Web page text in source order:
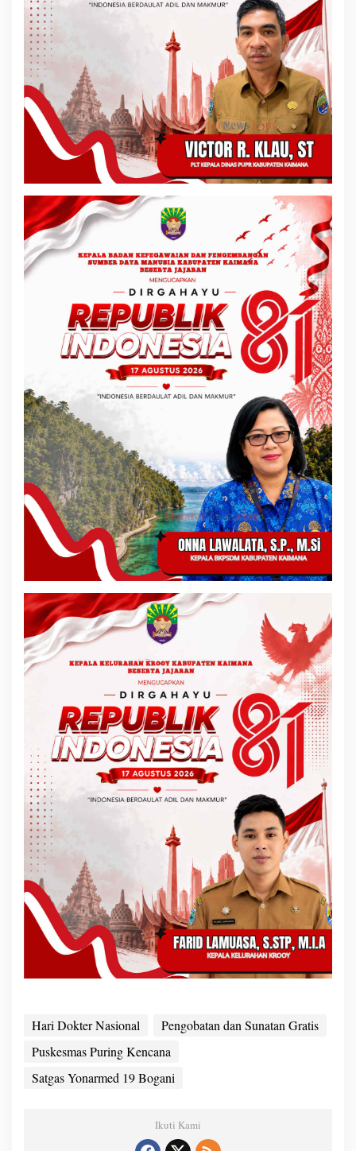
Hari Dokter Nasional
Pengobatan dan Sunatan Gratis
Puskesmas Puring Kencana
Satgas Yonarmed 19 Bogani
Ikuti Kami